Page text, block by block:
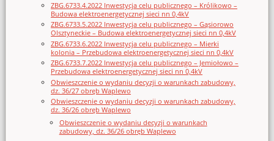
ZBG.6733.4.2022 Inwestycja celu publicznego – Królikowo –
Budowa elektroenergetycznej sieci nn 0,4kV
ZBG.6733.5.2022 Inwestycja celu publicznego – Gąsiorowo
Olsztyneckie – Budowa elektroenergetycznej sieci nn 0,4kV
ZBG.6733.6.2022 Inwestycja celu publicznego – Mierki
kolonia – Przebudowa elektroenergetycznej sieci nn 0,4kV
ZBG.6733.7.2022 Inwestycja celu publicznego – Jemiołowo –
Przebudowa elektroenergetycznej sieci nn 0,4kV
Obwieszczenie o wydaniu decyzji o warunkach zabudowy,
dz. 36/27 obręb Waplewo
Obwieszczenie o wydaniu decyzji o warunkach zabudowy,
dz. 36/26 obręb Waplewo
Obwieszczenie o wydaniu decyzji o warunkach
zabudowy, dz. 36/26 obręb Waplewo